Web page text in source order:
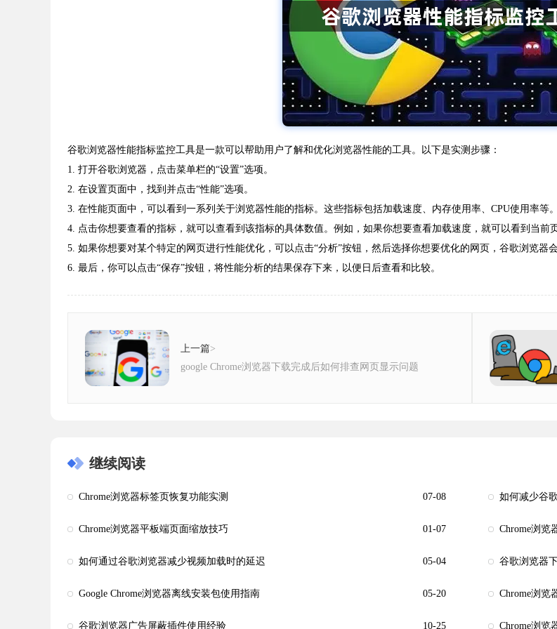
谷歌浏览器性能指标监控工具是一款可以帮助用户了解和优化浏览器性能的工具。以下是实测步骤：
1. 打开谷歌浏览器，点击菜单栏的“设置”选项。
2. 在设置页面中，找到并点击“性能”选项。
3. 在性能页面中，可以看到一系列关于浏览器性能的指标。这些指标包括加载速度、内存使用率、CPU使用率等。
4. 点击你想要查看的指标，就可以查看到该指标的具体数值。例如，如果你想要查看加载速度，就可以看到当前
5. 如果你想要对某个特定的网页进行性能优化，可以点击“分析”按钮，然后选择你想要优化的网页，谷歌浏览器
6. 最后，你可以点击“保存”按钮，将性能分析的结果保存下来，以便日后查看和比较。
上一篇>
google Chrome浏览器下载完成后如何排查网页显示问题
继续阅读
Chrome浏览器标签页恢复功能实测 07-08 如何减少谷
Chrome浏览器平板端页面缩放技巧 01-07 Chrome浏览
如何通过谷歌浏览器减少视频加载时的延迟 05-04 谷歌浏览器
Google Chrome浏览器离线安装包使用指南 05-20 Chrome浏览
谷歌浏览器广告屏蔽插件使用经验 10-25 Chrome浏览